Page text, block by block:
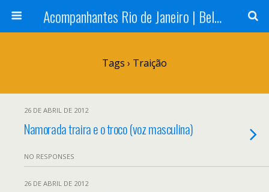
Acompanhantes Rio de Janeiro | Belas e Cia
Tags › Traição
26 DE ABRIL DE 2012
Namorada traira e o troco (voz masculina)
NO RESPONSES
26 DE ABRIL DE 2012